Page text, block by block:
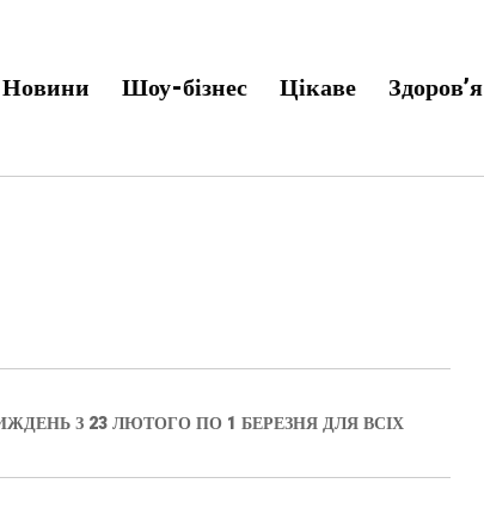
Новини Шоу-бізнес Цікаве Здоров’я
З 23 ЛЮТОГО ПО 1 БЕРЕЗНЯ ДЛЯ ВСІХ